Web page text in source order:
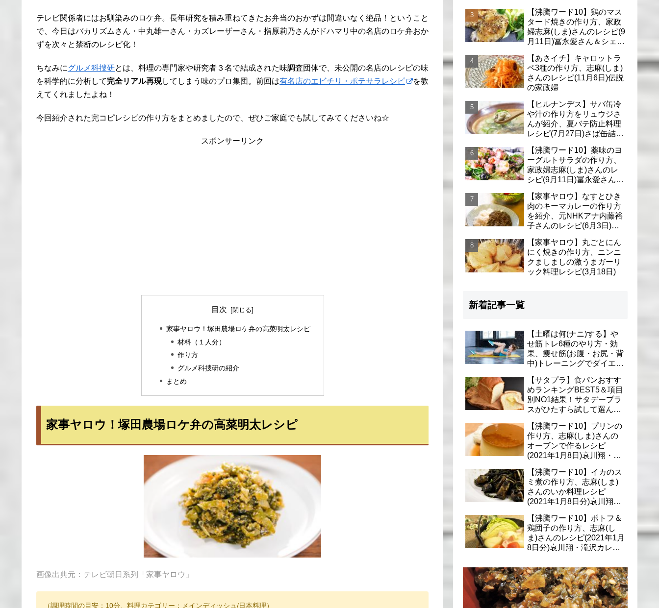
テレビ関係者にはお馴染みのロケ弁。長年研究を積み重ねてきたお弁当のおかずは間違いなく絶品！ということ
で、今日はバカリズムさん・中丸雄一さん・カズレーザーさん・指原莉乃さんがドハマリ中の名店のロケ弁おか
ずを次々と禁断のレシピ化！
ちなみにグルメ科捜研とは、料理の専門家や研究者３名で結成された味調査団体で、未公開の名店のレシピの味
を科学的に分析して完全リアル再現してしまう味のプロ集団。前回は有名店のエビチリ・ポテサラレシピ
を教
えてくれましたよね！
今回紹介された完コピレシピの作り方をまとめましたので、ぜひご家庭でも試してみてくださいね☆
スポンサーリンク
目次
家事ヤロウ！塚田農場ロケ弁の高菜明太レシピ
材料（１人分）
作り方
グルメ科捜研の紹介
まとめ
家事ヤロウ！塚田農場ロケ弁の高菜明太レシピ
画像出典元：テレビ朝日系列「家事ヤロウ」
（調理時間の目安：10分、料理カテゴリー：メインディッシュ/日本料理）
【沸騰ワード10】鶏のマス
タード焼きの作り方、家政
婦志麻(しま)さんのレシピ(9
月11日)冨永愛さん＆シェリ
【あさイチ】キャロットラ
ペ3種の作り方、志麻(しま)
さんのレシピ(11月6日)伝説
の家政婦
【ヒルナンデス】サバ缶冷
や汁の作り方をリュウジさ
んが紹介、夏バテ防止料理
レシピ(7月27日)さば缶詰で
【沸騰ワード10】薬味のヨ
ーグルトサラダの作り方、
家政婦志麻(しま)さんのレ
シピ(9月11日)冨永愛さん＆
【家事ヤロウ】なすとひき
肉のキーマカレーの作り方
を紹介、元NHKアナ内藤裕
子さんのレシピ(6月3日)リ
【家事ヤロウ】丸ごとにん
にく焼きの作り方、ニンニ
クましましの激うまガーリ
ック料理レシピ(3月18日)
新着記事一覧
【土曜は何(ナニ)する】や
せ筋トレ6種のやり方・効
果、痩せ筋(お腹・お尻・背
中)トレーニングでダイエッ
【サタプラ】食パンおすす
めランキングBEST5＆項目
別NO1結果！サタデープラ
スがひたすら試して選んだ
【沸騰ワード10】プリンの
作り方、志麻(しま)さんの
オーブンで作るレシピ
(2021年1月8日)哀川翔・滝
理
【沸騰ワード10】イカのス
ミ煮の作り方、志麻(しま)
さんのいか料理レシピ
(2021年1月8日分)哀川翔・
【沸騰ワード10】ポトフ＆
鶏団子の作り方、志麻(し
ま)さんのレシピ(2021年1月
8日分)哀川翔・滝沢カレ